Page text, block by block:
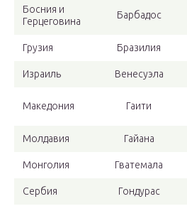
Босния и
Герцеговина
Барбадос
Грузия Бразилия
Израиль Венесуэла
Македония Гаити
Молдавия Гайана
Монголия Гватемала
Сербия Гондурас